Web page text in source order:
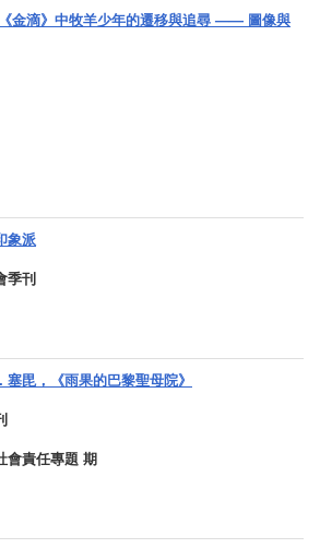
金滴》中牧羊少年的遷移與追尋 —— 圖像與
象派
季刊
塞毘，《雨果的巴黎聖母院》
責任專題 期